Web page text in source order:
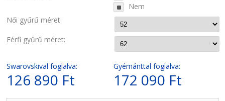
Nem
Női gyűrű méret:
Férfi gyűrű méret:
Swarovskival foglalva:
126 890 Ft
Gyémánttal foglalva:
172 090 Ft